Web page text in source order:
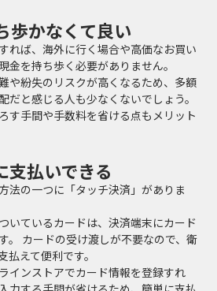
歩かなくて良い
れば、海外に行く場合や高価なお買い
金を持ち歩く必要がありません。
や紛失のリスクが高くなるため、多額
だと感じる人も少なくないでしょう。
す手間や手数料を省ける点もメリット
支払いできる
法の一つに「タッチ決済」がありま
いているカードは、決済端末にカード
。 カードの受け渡しが不要なので、衛
えて便利です。
インストアでカード情報を登録すれ